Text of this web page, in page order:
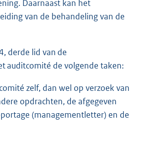
Daarnaast kan het
van de behandeling van de
derde lid van de
auditcomité de volgende taken:
zelf, dan wel op verzoek van
opdrachten, de afgegeven
(managementletter) en de